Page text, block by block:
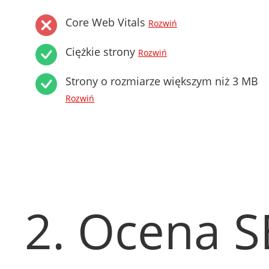
Core Web Vitals Rozwiń
Ciężkie strony Rozwiń
Strony o rozmiarze większym niż 3 MB
Rozwiń
2. Ocena